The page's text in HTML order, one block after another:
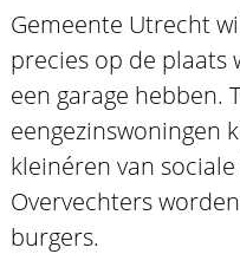
Gemeente Utrecht
precies op de
een garage hebben.
eengezinswoningen
kleinéren van
Overvechters
burgers.